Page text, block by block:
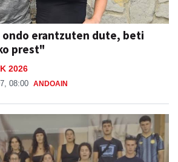
erantzuten dute, beti
prest"
2026
08:00 ANDOAIN